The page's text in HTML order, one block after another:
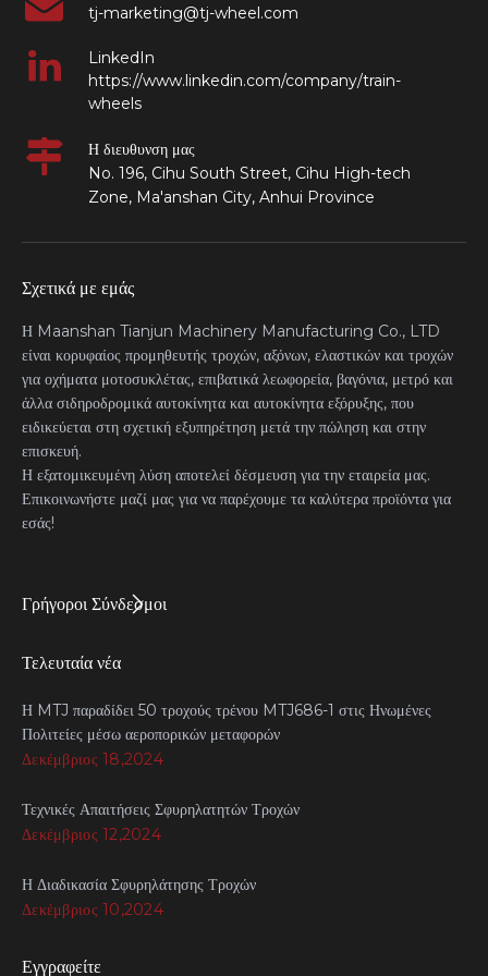
tj-marketing@tj-wheel.com
LinkedIn
https://www.linkedin.com/company/train-
wheels
Η διευθυνση μας
No. 196, Cihu South Street, Cihu High-tech
Zone, Ma'anshan City, Anhui Province
Σχετικά με εμάς
Η Maanshan Tianjun Machinery Manufacturing Co., LTD
είναι κορυφαίος προμηθευτής τροχών, αξόνων, ελαστικών και τροχών
για οχήματα μοτοσυκλέτας, επιβατικά λεωφορεία, βαγόνια, μετρό και
άλλα σιδηροδρομικά αυτοκίνητα και αυτοκίνητα εξόρυξης, που
ειδικεύεται στη σχετική εξυπηρέτηση μετά την πώληση και στην
επισκευή.
Η εξατομικευμένη λύση αποτελεί δέσμευση για την εταιρεία μας.
Επικοινωνήστε μαζί μας για να παρέχουμε τα καλύτερα προϊόντα για
εσάς!
Γρήγοροι Σύνδεσμοι
Τελευταία νέα
Η MTJ παραδίδει 50 τροχούς τρένου MTJ686-1 στις Ηνωμένες
Πολιτείες μέσω αεροπορικών μεταφορών
Δεκέμβριος 18,2024
Τεχνικές Απαιτήσεις Σφυρηλατητών Τροχών
Δεκέμβριος 12,2024
Η Διαδικασία Σφυρηλάτησης Τροχών
Δεκέμβριος 10,2024
Εγγραφείτε